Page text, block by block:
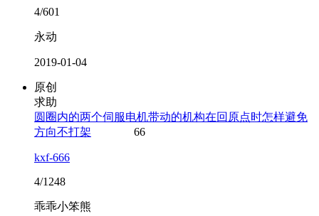
4/601
永动
2019-01-04
原创
求助
圆圈内的两个伺服电机带动的机构在回原点时怎样避免
方向不打架
66
kxf-666
4/1248
乖乖小笨熊